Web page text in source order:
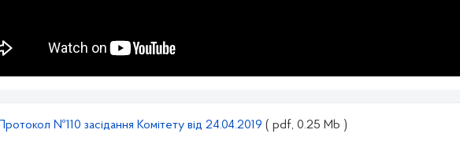
Протокол №110 засідання Комітету від 24.04.2019 ( pdf, 0.25 Mb )